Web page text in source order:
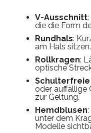
V-Ausschnitt:
die die Form
Rundhals:
am Hals sitzen.
Rollkragen:
optische
oder auffällige
zur Geltung.
Hemdblusen
unter dem
Modelle